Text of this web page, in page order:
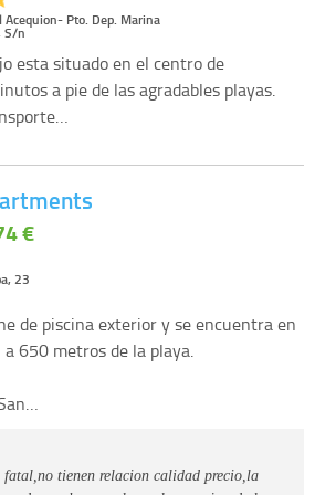
Acequion- Pto. Dep. Marina
S/n
esta situado en el centro de
a pie de las agradables playas.
23
€
de piscina exterior y se encuentra en
650 metros de la playa.
fatal,no tienen relacion calidad precio,la